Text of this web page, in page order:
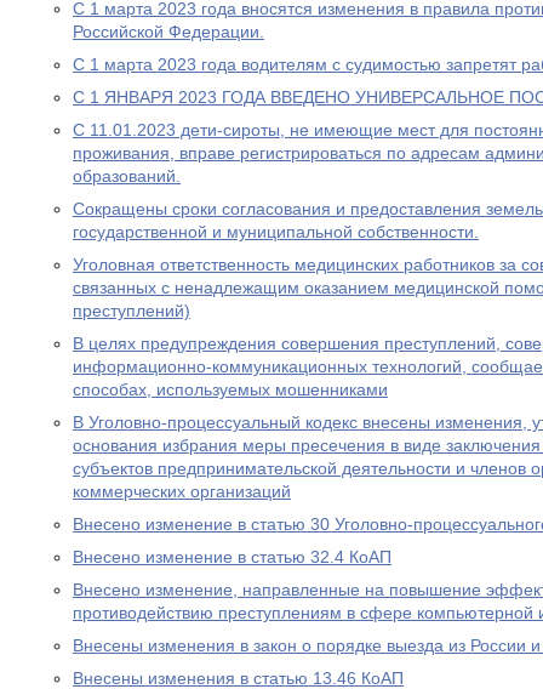
С 1 марта 2023 года вносятся изменения в правила
Российской Федерации.
С 1 марта 2023 года водителям с судимостью запретят
С 1 ЯНВАРЯ 2023 ГОДА ВВЕДЕНО УНИВЕРСАЛЬНОЕ
С 11.01.2023 дети-сироты, не имеющие мест для
проживания, вправе регистрироваться по адресам
образований.
Сокращены сроки согласования и предоставления
государственной и муниципальной собственности.
Уголовная ответственность медицинских работников за
связанных с ненадлежащим оказанием медицинской
преступлений)
В целях предупреждения совершения преступлений,
информационно-коммуникационных технологий,
способах, используемых мошенниками
В Уголовно-процессуальный кодекс внесены изменения,
основания избрания меры пресечения в виде
субъектов предпринимательской деятельности и членов
коммерческих организаций
Внесено изменение в статью 30 Уголовно-
Внесено изменение в статью 32.4 КоАП
Внесено изменение, направленные на повышение
противодействию преступлениям в сфере
Внесены изменения в закон о порядке выезда из России
Внесены изменения в статью 13.46 КоАП